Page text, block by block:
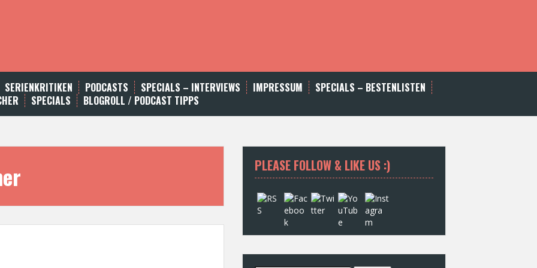
SERIENKRITIKEN PODCASTS SPECIALS – INTERVIEWS IMPRESSUM
SPECIALS – BESTENLISTEN
SPECIALS BLOGROLL / PODCAST TIPPS
PLEASE FOLLOW & LIKE US :)